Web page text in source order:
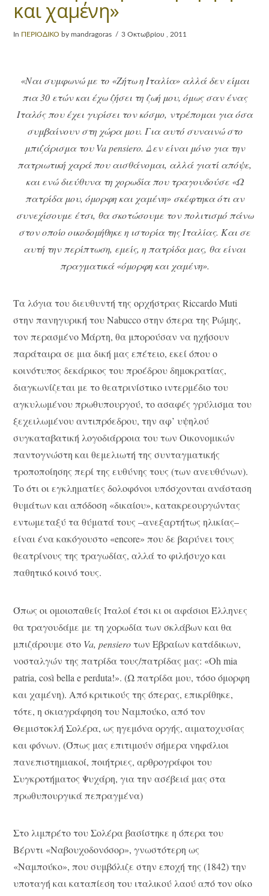
και χαμένη»
In ΠΕΡΙΟΔΙΚΟ by mandragoras 3 Οκτωβρίου , 2011
«Ναι συμφωνώ με το «Ζήτω η Ιταλία» αλλά δεν είμαι
πια 30 ετών και έχω ζήσει τη ζωή μου, όμως σαν ένας
Ιταλός που έχει γυρίσει τον κόσμο, ντρέπομαι για όσα
συμβαίνουν στη χώρα μου. Για αυτό συναινώ στο
μπιζάρισμα του Vapensiero. Δεν είναι μόνο για την
πατριωτική χαρά που αισθάνομαι, αλλά γιατί απόψε,
και ενώ διεύθυνα τη χορωδία που τραγουδούσε «Ω
πατρίδα μου, όμορφη και χαμένη» σκέφτηκα ότι αν
συνεχίσουμε έτσι, θα σκοτώσουμε τον πολιτισμό πάνω
στον οποίο οικοδομήθηκε η ιστορία της Ιταλίας. Και σε
αυτή την περίπτωση, εμείς, η πατρίδα μας, θα είναι
πραγματικά «όμορφη και χαμένη».
Τα λόγια του διευθυντή της ορχήστρας Riccardo Muti
στην πανηγυρική του Nabucco στην όπερα της Ρώμης,
τον περασμένο Μάρτη, θα μπορούσαν να ηχήσουν
παράταιρα σε μια δική μας επέτειο, εκεί όπου ο
κοινότυπος δεκάρικος του προέδρου δημοκρατίας,
διαγκωνίζεται με το θεατρινίστικο ιντερμέδιο του
αγκυλωμένου πρωθυπουργού, το ασαφές γρύλισμα του
ξεχειλωμένου αντιπρόεδρου, την αφ’ υψηλού
συγκαταβατική λογοδιάρροια του των Οικονομικών
παντογνώστη και θεμελιωτή της συνταγματικής
τροποποίησης περί της ευθύνης τους (των ανευθύνων).
Το ότι οι εγκληματίες δολοφόνοι υπόσχονται ανάσταση
θυμάτων και απόδοση «δικαίου», κατακρεουργώντας
εντωμεταξύ τα θύματά τους –ανεξαρτήτως ηλικίας–
είναι ένα κακόγουστο «encore» που δε βαρύνει τους
θεατρίνους της τραγωδίας, αλλά το φιλήσυχο και
παθητικό κοινό τους.
Όπως οι ομοιοπαθείς Ιταλοί έτσι κι οι αφάσιοι Έλληνες
θα τραγουδάμε με τη χορωδία των σκλάβων και θα
μπιζάρουμε στο Va, pensieroτων Εβραίων κατάδικων,
νοσταλγών της πατρίδα τους/πατρίδας μας: «Oh mia
patria, così bella e perduta!». (Ω πατρίδα μου, τόσο όμορφη
και χαμένη). Από κριτικούς της όπερας, επικρίθηκε,
τότε, η σκιαγράφηση του Ναμπούκο, από τον
Θεμιστοκλή Σολέρα, ως ηγεμόνα οργής, αιματοχυσίας
και φόνων. (Όπως μας επιτιμούν σήμερα νηφάλιοι
πανεπιστημιακοί, ποιήτριες, αρθρογράφοι του
Συγκροτήματος Ψυχάρη, για την ασέβειά μας στα
πρωθυπουργικά πεπραγμένα)
Στο λιμπρέτο του Σολέρα βασίστηκε η όπερα του
Βέρντι «Ναβουχοδονόσορ», γνωστότερη ως
«Ναμπούκο», που συμβόλιζε στην εποχή της (1842) την
υποταγή και καταπίεση του ιταλικού λαού από τον οίκο